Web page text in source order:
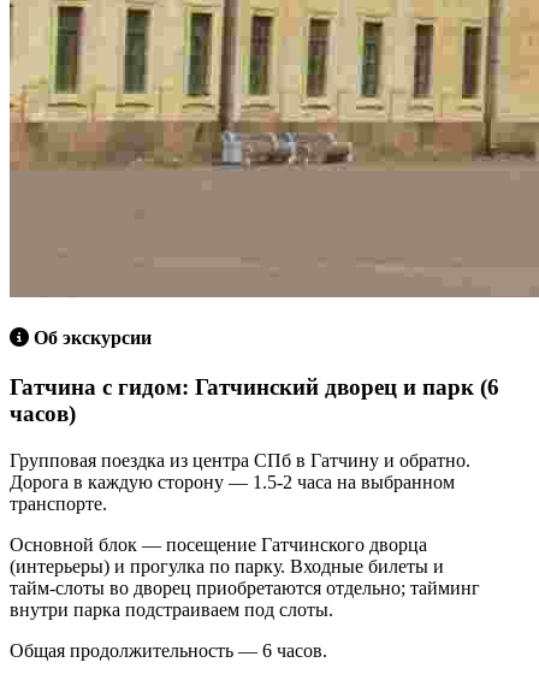
Об экскурсии
Гатчина с гидом: Гатчинский дворец и парк (6
часов)
Групповая поездка из центра СПб в Гатчину и обратно.
Дорога в каждую сторону — 1.5-2 часа на выбранном
транспорте.
Основной блок — посещение Гатчинского дворца
(интерьеры) и прогулка по парку. Входные билеты и
тайм‑слоты во дворец приобретаются отдельно; тайминг
внутри парка подстраиваем под слоты.
Общая продолжительность — 6 часов.